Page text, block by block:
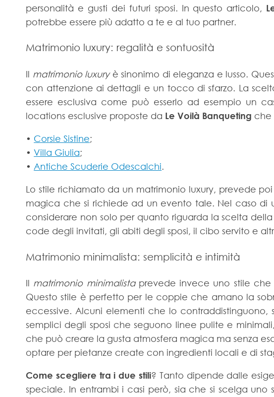
personalità e gusti dei futuri sposi. In questo articolo,
potrebbe essere più adatto a te e al tuo partner.
Matrimonio luxury: regalità e sontuosità
Il matrimonio luxuryè sinonimo di eleganza e lusso.
con attenzione ai dettagli e un tocco di sfarzo. La
essere esclusiva come può esserlo ad esempio un
locations esclusive proposte da Le Voilà Banqueting che
• Corsie Sistine;
•Villa Giulia;
• Antiche Scuderie Odescalchi.
Lo stile richiamato da un matrimonio luxury, prevede
magica che si richiede ad un evento tale. Nel caso di
considerare non solo per quanto riguarda la scelta
code degli invitati, gli abiti degli sposi, il cibo servito e
Matrimonio minimalista: semplicità e intimità
Il matrimonio minimalistaprevede invece uno stile che
Questo stile è perfetto per le coppie che amano la
eccessive. Alcuni elementi che lo
semplici degli sposi che seguono linee pulite e
che può creare la gusta atmosfera magica ma senza
optare per pietanze create con ingredienti locali e di
Come scegliere tra i due stili? Tanto dipende dalle
speciale. In entrambi i casi però, sia che si scelga uno